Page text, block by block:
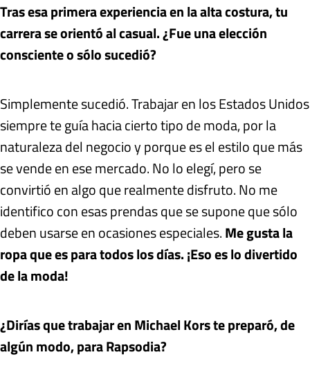
Tras esa primera experiencia en la alta costura, tu
carrera se orientó al casual. ¿Fue una elección
consciente o sólo sucedió?
Simplemente sucedió. Trabajar en los Estados Unidos
siempre te guía hacia cierto tipo de moda, por la
naturaleza del negocio y porque es el estilo que más
se vende en ese mercado. No lo elegí, pero se
convirtió en algo que realmente disfruto. No me
identifico con esas prendas que se supone que sólo
deben usarse en ocasiones especiales.Me gusta la
ropa que es para todos los días. ¡Eso es lo divertido
de la moda!
¿Dirías que trabajar en Michael Kors te preparó, de
algún modo, para Rapsodia?